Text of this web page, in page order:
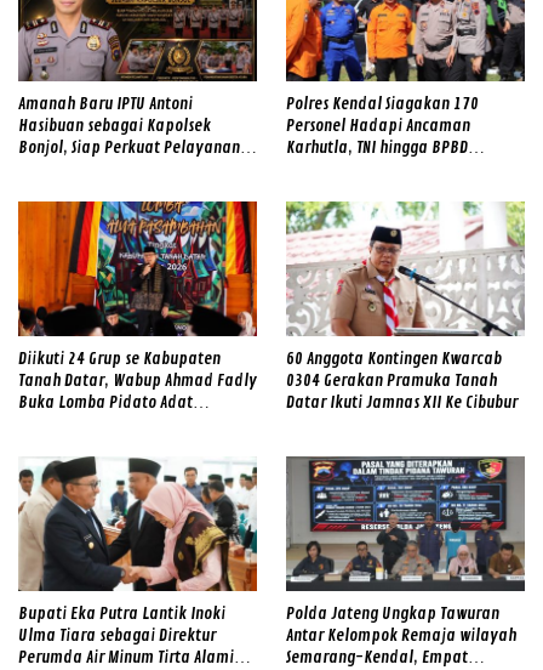
Amanah Baru IPTU Antoni
Hasibuan sebagai Kapolsek
Bonjol, Siap Perkuat Pelayanan
Polres Kendal Siagakan 170
Personel Hadapi Ancaman
Karhutla, TNI hingga BPBD
Diikuti 24 Grup se Kabupaten
Tanah Datar, Wabup Ahmad Fadly
Buka Lomba Pidato Adat
60 Anggota Kontingen Kwarcab
0304 Gerakan Pramuka Tanah
Datar Ikuti Jamnas XII Ke Cibubur
Bupati Eka Putra Lantik Inoki
Ulma Tiara sebagai Direktur
Perumda Air Minum Tirta Alami
Polda Jateng Ungkap Tawuran
Antar Kelompok Remaja wilayah
Semarang-Kendal, Empat